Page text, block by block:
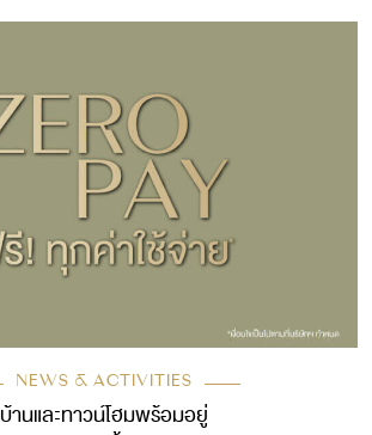
NEWS & ACTIVITIES
บ้านและทาวน์โฮมพร้อมอยู่